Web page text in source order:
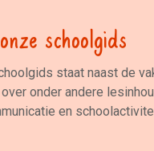
schoolgids
staat naast de
onder andere
en